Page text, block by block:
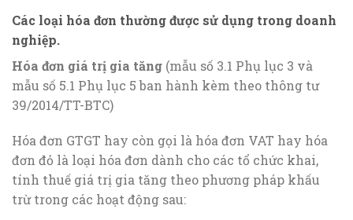
Các loại hóa đơn thường được sử dụng trong doanh
nghiệp.
Hóa đơn giá trị gia tăng (mẫu số 3.1 Phụ lục 3 và
mẫu số 5.1 Phụ lục 5 ban hành kèm theo thông tư
39/2014/TT-BTC)
Hóa đơn GTGT hay còn gọi là hóa đơn VAT hay hóa
đơn đỏ là loại hóa đơn dành cho các tổ chức khai,
tính thuế giá trị gia tăng theo phương pháp khấu
trừ trong các hoạt động sau: